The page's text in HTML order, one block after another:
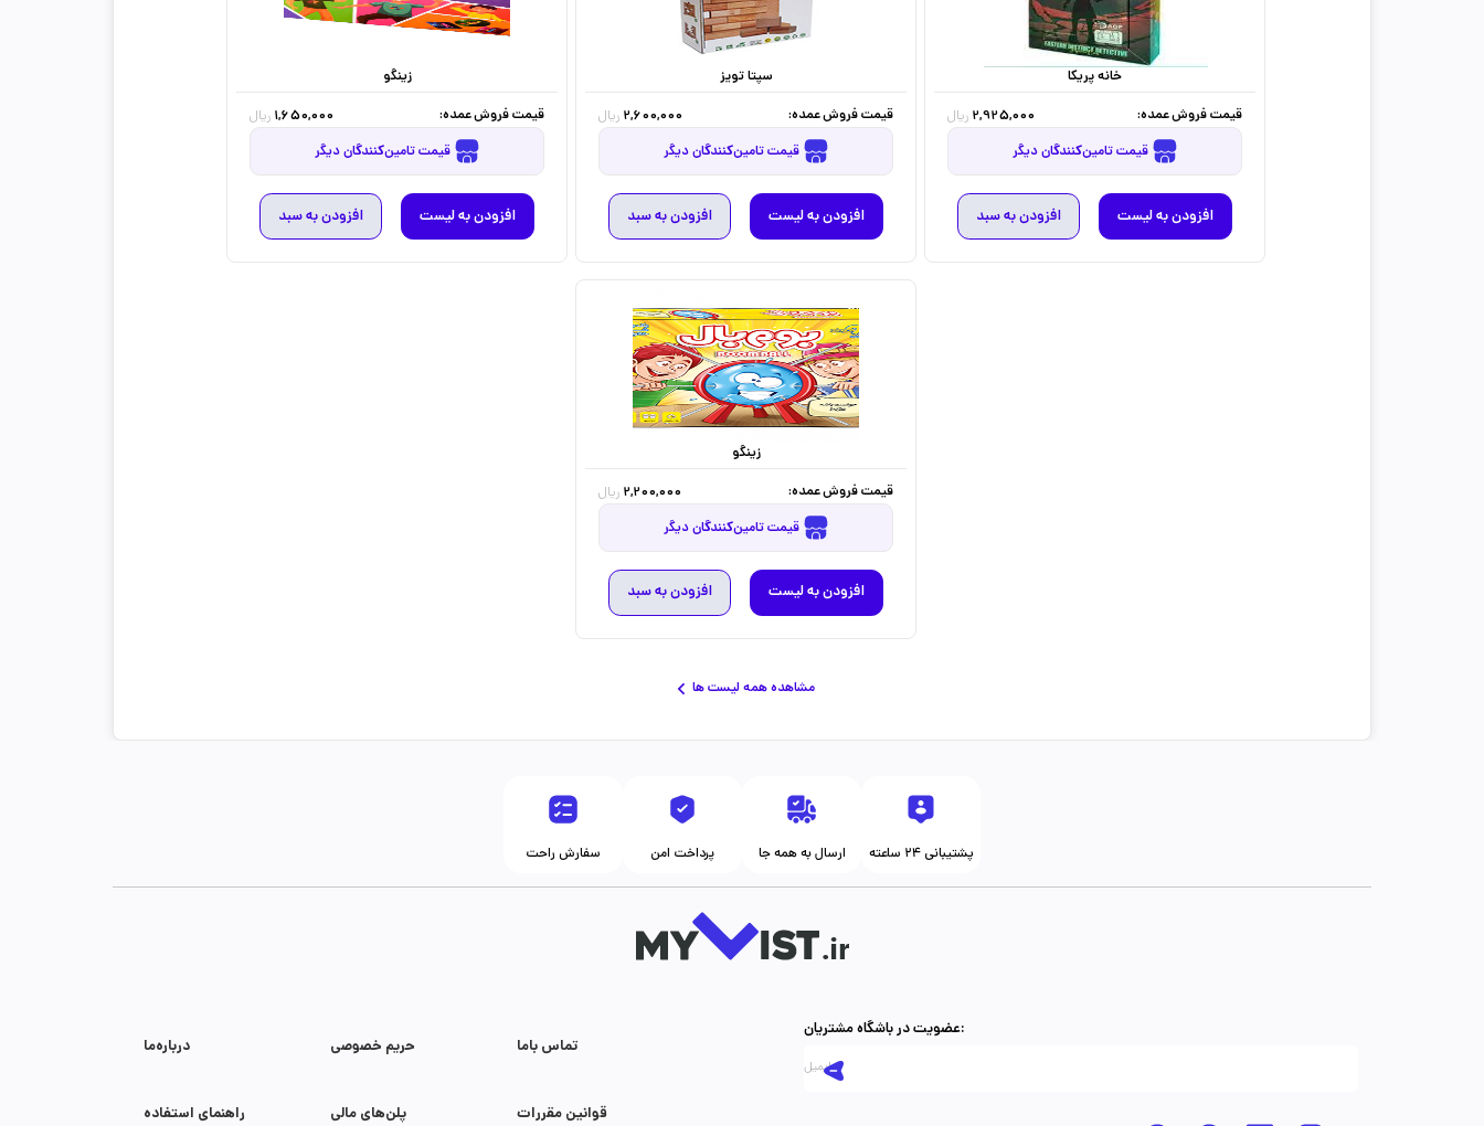
خانه پریکا
قیمت فروش عمده:
2,925,000 ریال
قیمت تامین‌کنندگان دیگر
افزودن به لیست افزودن به سبد
سپتا تویز
قیمت فروش عمده:
2,600,000 ریال
قیمت تامین‌کنندگان دیگر
افزودن به لیست افزودن به سبد
زینگو
قیمت فروش عمده:
1,650,000 ریال
قیمت تامین‌کنندگان دیگر
افزودن به لیست افزودن به سبد
زینگو
قیمت فروش عمده:
2,200,000 ریال
قیمت تامین‌کنندگان دیگر
افزودن به لیست افزودن به سبد
مشاهده همه لیست ها
سفارش راحت پرداخت امن ارسال به همه جا پشتیبانی ۲۴ ساعته
درباره‌ما حریم خصوصی تماس با‌ما
راهنمای استفاده پلن‌های مالی قوانین مقررات
عضویت در باشگاه مشتریان: